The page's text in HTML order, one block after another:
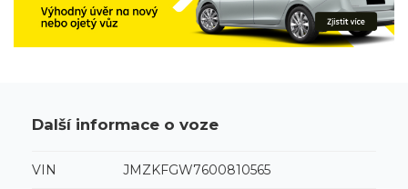
Další informace o voze
VIN JMZKFGW7600810565